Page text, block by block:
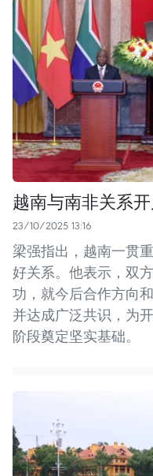
越南与南非关系
23/10/2025 13:16
梁强指出，越南一贯
好关系。他表示，双
功，就今后合作方向
并达成广泛共识，为
阶段奠定坚实基础。